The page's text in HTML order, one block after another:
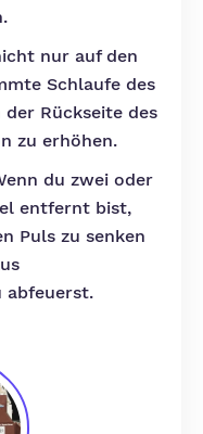
nur auf den
Schlaufe des
der Rückseite des
zu erhöhen.
du zwei oder
entfernt bist,
Puls zu senken
abfeuerst.